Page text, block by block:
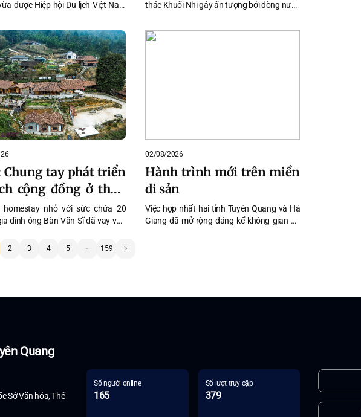
được Hiệp hội Du lịch Việt Nam
2025 tại VITA Awards 2026, trở
sáng của du lịch cộng đồng Việt
thác Khuổi Nhi gây ấn tượng bởi dòng nước
không gian nguyên sơ, yên bình.
Chung tay phát triển
cộng đồng ở thôn
Tràng
homestay nhỏ với sức chứa 20
đình ông Bàn Văn Sĩ đã vay vốn
lên 100 khách/ngày vào mùa cao
lịch ở thôn Khâu Tràng không phải
02/08/2026
Hành trình mới trên miền
di sản
Việc hợp nhất hai tỉnh Tuyên Quang và Hà
Giang đã mở rộng đáng kể không gian du
2 3 4 5 159
Quang
Sở Văn hóa, Thể
Số người online
165
Số lượt truy cập
379